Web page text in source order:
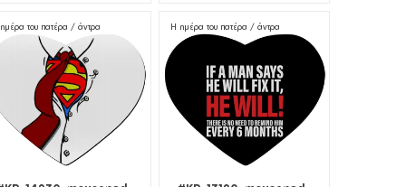
του πατέρα / άντρα Η ημέρα του πατέρα / άντρα